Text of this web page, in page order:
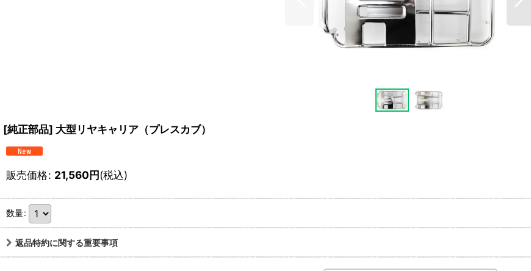
[純正部品] 大型リヤキャリア（プレスカブ）
販売価格: 21,560円(税込)
数量:
返品特約に関する重要事項